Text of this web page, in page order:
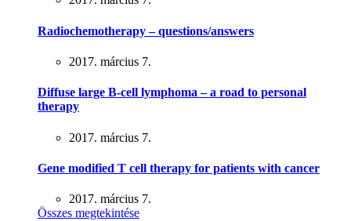
Radiochemotherapy – questions/answers
2017. március 7.
Diffuse large B-cell lymphoma – a road to personal
therapy
2017. március 7.
Gene modified T cell therapy for patients with cancer
2017. március 7.
Összes megtekintése